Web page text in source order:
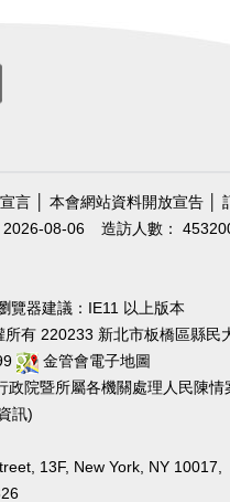
言 本會網站資料開放宣告
造訪人數：
2026-08-06
覽器建議：IE11 以上版本
有 220233 新北市板橋區縣民
金管會電子地圖
院暨所屬各機關處理人民陳情
訊)
13F, New York, NY 10017,